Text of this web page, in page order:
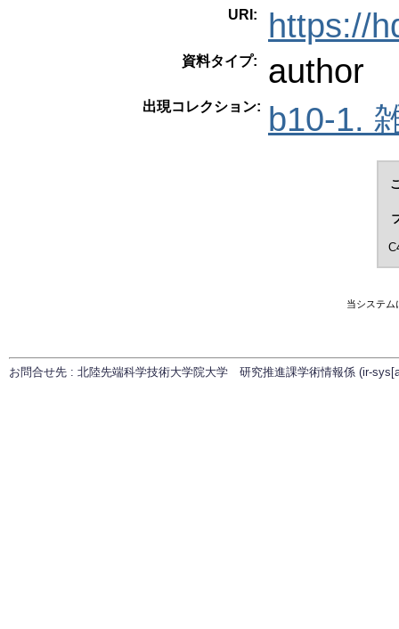
URI: https://
資料タイプ: author
出現コレクション: b10-1.
当システム
お問合せ先 : 北陸先端科学技術大学院大学 研究推進課学術情報係 (ir-